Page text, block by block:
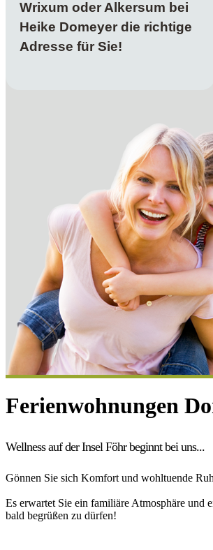
Wrixum oder Alkersum bei
Heike Domeyer die richtige
Adresse für Sie!
Ferienwohnungen
Wellness auf der Insel Föhr beginnt bei uns...
Gönnen Sie sich Komfort und wohltuende
Es erwartet Sie ein familiäre Atmosphäre und
bald begrüßen zu dürfen!